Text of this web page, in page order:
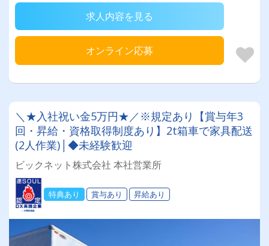
求人内容を見る
オンライン応募
＼★入社祝い金5万円★／※規定あり【賞与年3
回・昇給・資格取得制度あり】2t箱車で家具配送
(2人作業)│◆未経験歓迎
ビックネット株式会社 本社営業所
特典あり 賞与あり 昇給あり